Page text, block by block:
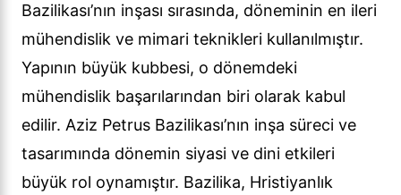
Bazilikası’nın inşası sırasında, döneminin en ileri
mühendislik ve mimari teknikleri kullanılmıştır.
Yapının büyük kubbesi, o dönemdeki
mühendislik başarılarından biri olarak kabul
edilir. Aziz Petrus Bazilikası’nın inşa süreci ve
tasarımında dönemin siyasi ve dini etkileri
büyük rol oynamıştır. Bazilika, Hristiyanlık